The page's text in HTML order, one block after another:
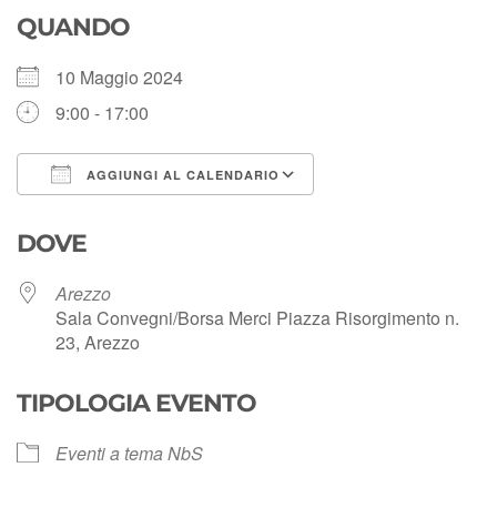
QUANDO
10 Maggio 2024
9:00 - 17:00
AGGIUNGI AL CALENDARIO
DOVE
Arezzo
Sala Convegni/Borsa Merci Piazza Risorgimento n.
23, Arezzo
TIPOLOGIA EVENTO
Eventi a tema NbS